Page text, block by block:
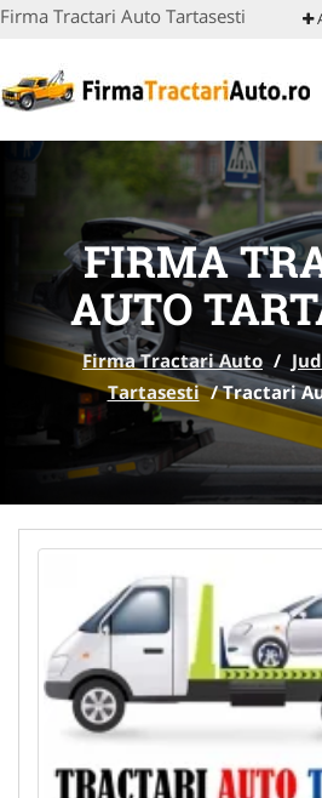
Firma Tractari Auto Tartasesti
FIRMA
AUTO
Firma Tractari Auto /
Tartasesti /Tractari